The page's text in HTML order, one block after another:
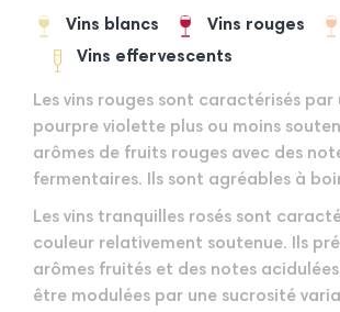
Vins blancs Vins rouges
Vins effervescents
Les vins rouges sont caractérisés par
pourpre violette plus ou moins
arômes de fruits rouges avec des
fermentaires. Ils sont agréables à
Les vins tranquilles rosés sont
couleur relativement soutenue. Ils
arômes fruités et des notes
être modulées par une sucrosité